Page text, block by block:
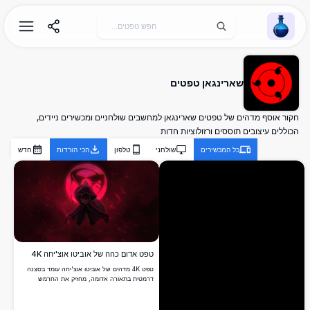
Wallpaper Alchemy
שארינגאן טפטים
חקור אוסף מדהים של טפטים שארינגאן למחשבים שולחניים ומכשירים ניידים,
הכוללים עיצובים תוססים ורזולוציות חדות
כל המכשירים שולחני טלפון הכי הורדות חדש
טפט אדום כהה של אוביטו אוצ'יחה 4K
טפט 4K מדהים של אוביטו אוצ'יחה עומד בסצנה
דרמטית בתאורה אדומה, מחזיק את החרמש